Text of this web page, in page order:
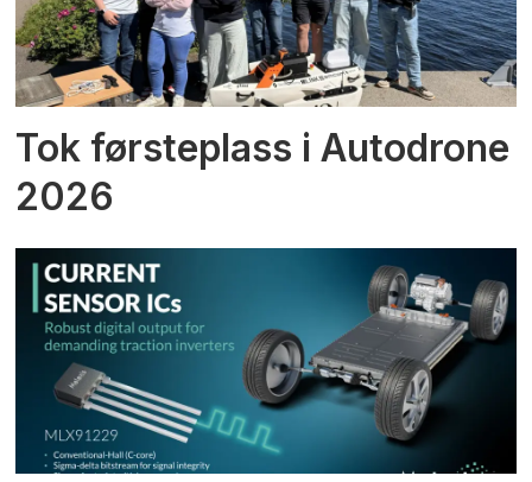
Tok førsteplass i Autodrone
2026